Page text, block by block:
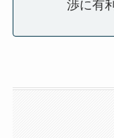
渉に有